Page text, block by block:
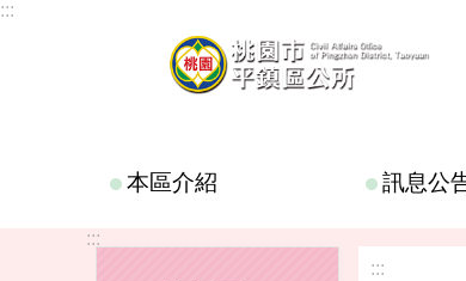
跳到主要內容區塊
:::
本區介紹 訊息公
:::
:::